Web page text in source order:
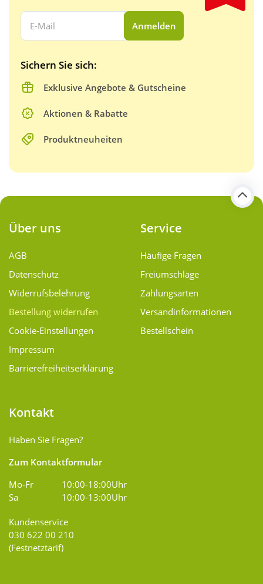
Ihre E-Mail Adresse:
Anmelden
Sichern Sie sich:
Exklusive Angebote & Gutscheine
Aktionen & Rabatte
Produktneuheiten
Über uns
AGB
Datenschutz
Widerrufsbelehrung
Bestellung widerrufen
Cookie-Einstellungen
Impressum
Barrierefreiheitserklärung
Service
Häufige Fragen
Freiumschläge
Zahlungsarten
Versand­informationen
Bestellschein
Kontakt
Haben Sie Fragen?
Zum Kontaktformular
Mo-Fr
10:00-18:00Uhr
Sa
10:00-13:00Uhr
Kundenservice
030 622 00 210
(Festnetztarif)